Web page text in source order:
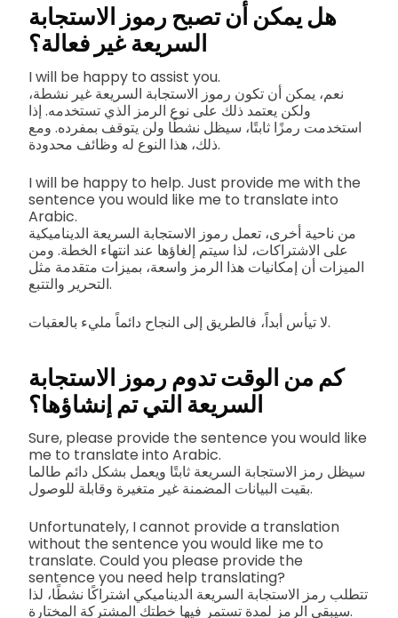
هل يمكن أن تصبح رموز الاستجابة
السريعة غير فعالة؟
I will be happy to assist you.
نعم، يمكن أن تكون رموز الاستجابة السريعة غير نشطة،
ولكن يعتمد ذلك على نوع الرمز الذي تستخدمه. إذا
استخدمت رمزًا ثابتًا، سيظل نشطًا ولن يتوقف بمفرده. ومع
ذلك، هذا النوع له وظائف محدودة.
I will be happy to help. Just provide me with the
sentence you would like me to translate into
Arabic.
من ناحية أخرى، تعمل رموز الاستجابة السريعة الديناميكية
على الاشتراكات، لذا سيتم إلغاؤها عند انتهاء الخطة. ومن
الميزات أن إمكانيات هذا الرمز واسعة، بميزات متقدمة مثل
التحرير والتتبع.
لا تيأس أبداً، فالطريق إلى النجاح دائماً مليء بالعقبات.
كم من الوقت تدوم رموز الاستجابة
السريعة التي تم إنشاؤها؟
Sure, please provide the sentence you would like
me to translate into Arabic.
سيظل رمز الاستجابة السريعة ثابتًا ويعمل بشكل دائم طالما
بقيت البيانات المضمنة غير متغيرة وقابلة للوصول.
Unfortunately, I cannot provide a translation
without the sentence you would like me to
translate. Could you please provide the
sentence you need help translating?
تتطلب رمز الاستجابة السريعة الديناميكي اشتراكًا نشطًا، لذا
سيبقى الرمز لمدة تستمر فيها خطتك المشتركة المختارة.